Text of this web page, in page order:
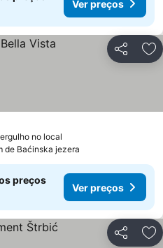
Ver preços
Partilhar
no local
de Baćinska jezera
preços
Ver preços
Partilhar